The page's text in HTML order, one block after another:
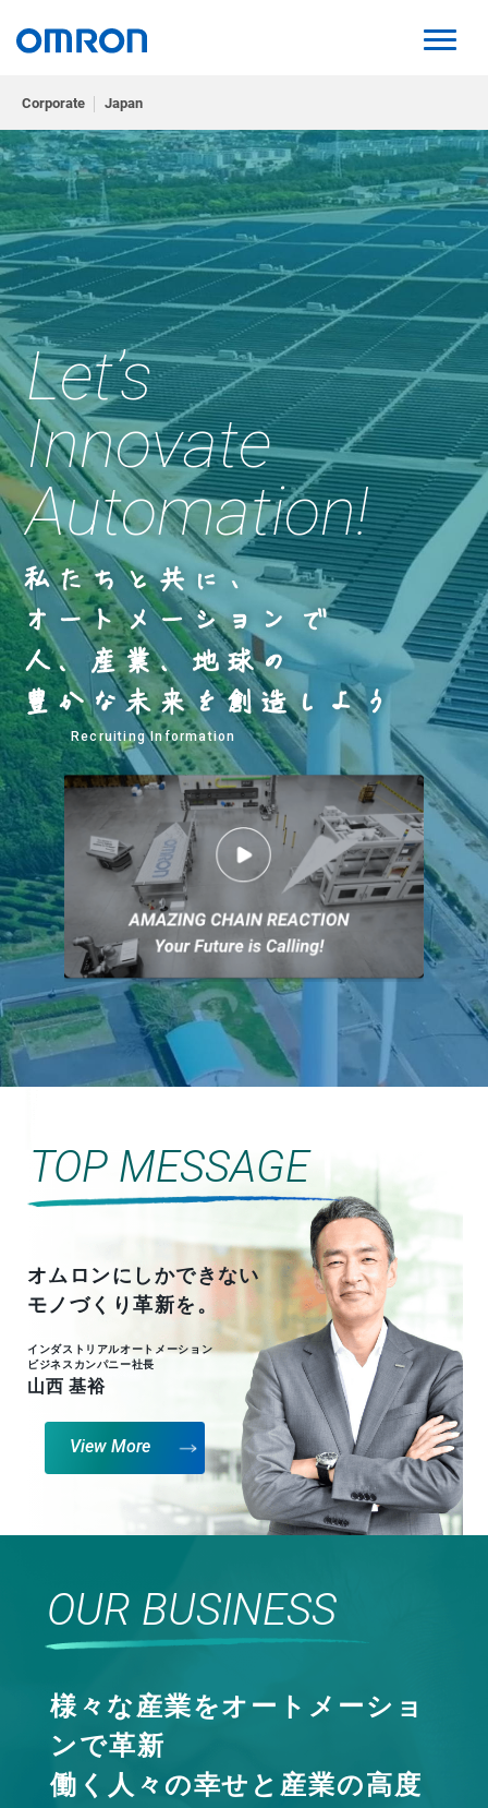
Corporate Japan
Let’s
Innovate
Automation!
Recruiting Information
TOP MESSAGE
オムロンにしかできない
モノづくり革新を。
インダストリアルオートメーション
ビジネスカンパニー社長
山西 基裕
View More
OUR BUSINESS
様々な産業をオートメーショ
ンで革新
働く人々の幸せと産業の高度